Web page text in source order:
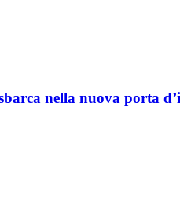
nella nuova porta